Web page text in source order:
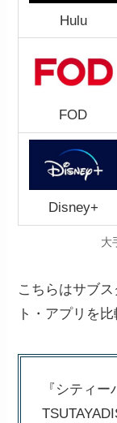
Hulu
FOD
Disney+
大
こちらはサブ
ト・アプリを比
『シティー